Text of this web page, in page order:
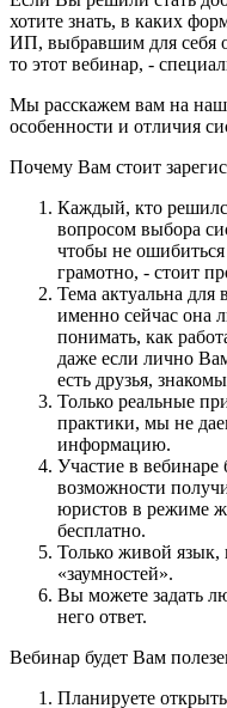
хотите знать, в каких
ИП, выбравшим для себя
то этот вебинар, -
Мы расскажем вам на
особенности и отличия
Почему Вам стоит
Каждый, кто
вопросом выбора
чтобы не
грамотно, - стоит
Тема актуальна для
именно сейчас она
понимать, как
даже если лично
есть друзья,
Только реальные
практики, мы не
информацию.
Участие в вебинаре
возможности
юристов в режиме
бесплатно.
Только живой
«заумностей».
Вы можете задать
него ответ.
Вебинар будет Вам
Планируете